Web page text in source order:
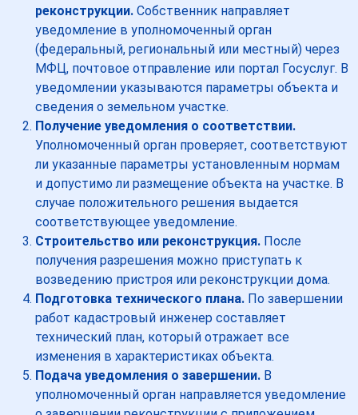
реконструкции. Собственник направляет
уведомление в уполномоченный орган
(федеральный, региональный или местный) через
МФЦ, почтовое отправление или портал Госуслуг. В
уведомлении указываются параметры объекта и
сведения о земельном участке.
Получение уведомления о соответствии.
Уполномоченный орган проверяет, соответствуют
ли указанные параметры установленным нормам
и допустимо ли размещение объекта на участке. В
случае положительного решения выдается
соответствующее уведомление.
Строительство или реконструкция. После
получения разрешения можно приступать к
возведению пристроя или реконструкции дома.
Подготовка технического плана. По завершении
работ кадастровый инженер составляет
технический план, который отражает все
изменения в характеристиках объекта.
Подача уведомления о завершении. В
уполномоченный орган направляется уведомление